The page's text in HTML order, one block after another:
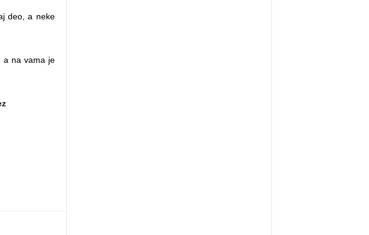
deo, a neke
a na vama je